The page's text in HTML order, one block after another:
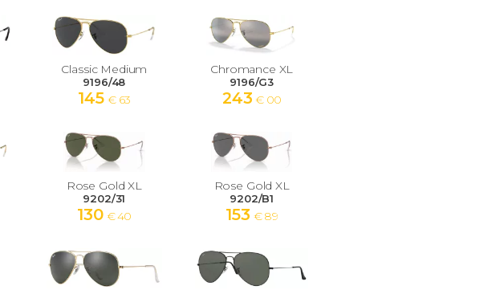
Classic Medium
9196/48
145 € 63
Chromance XL
9196/G3
243 € 00
Rose Gold XL
9202/31
130 € 40
Rose Gold XL
9202/B1
153 € 89